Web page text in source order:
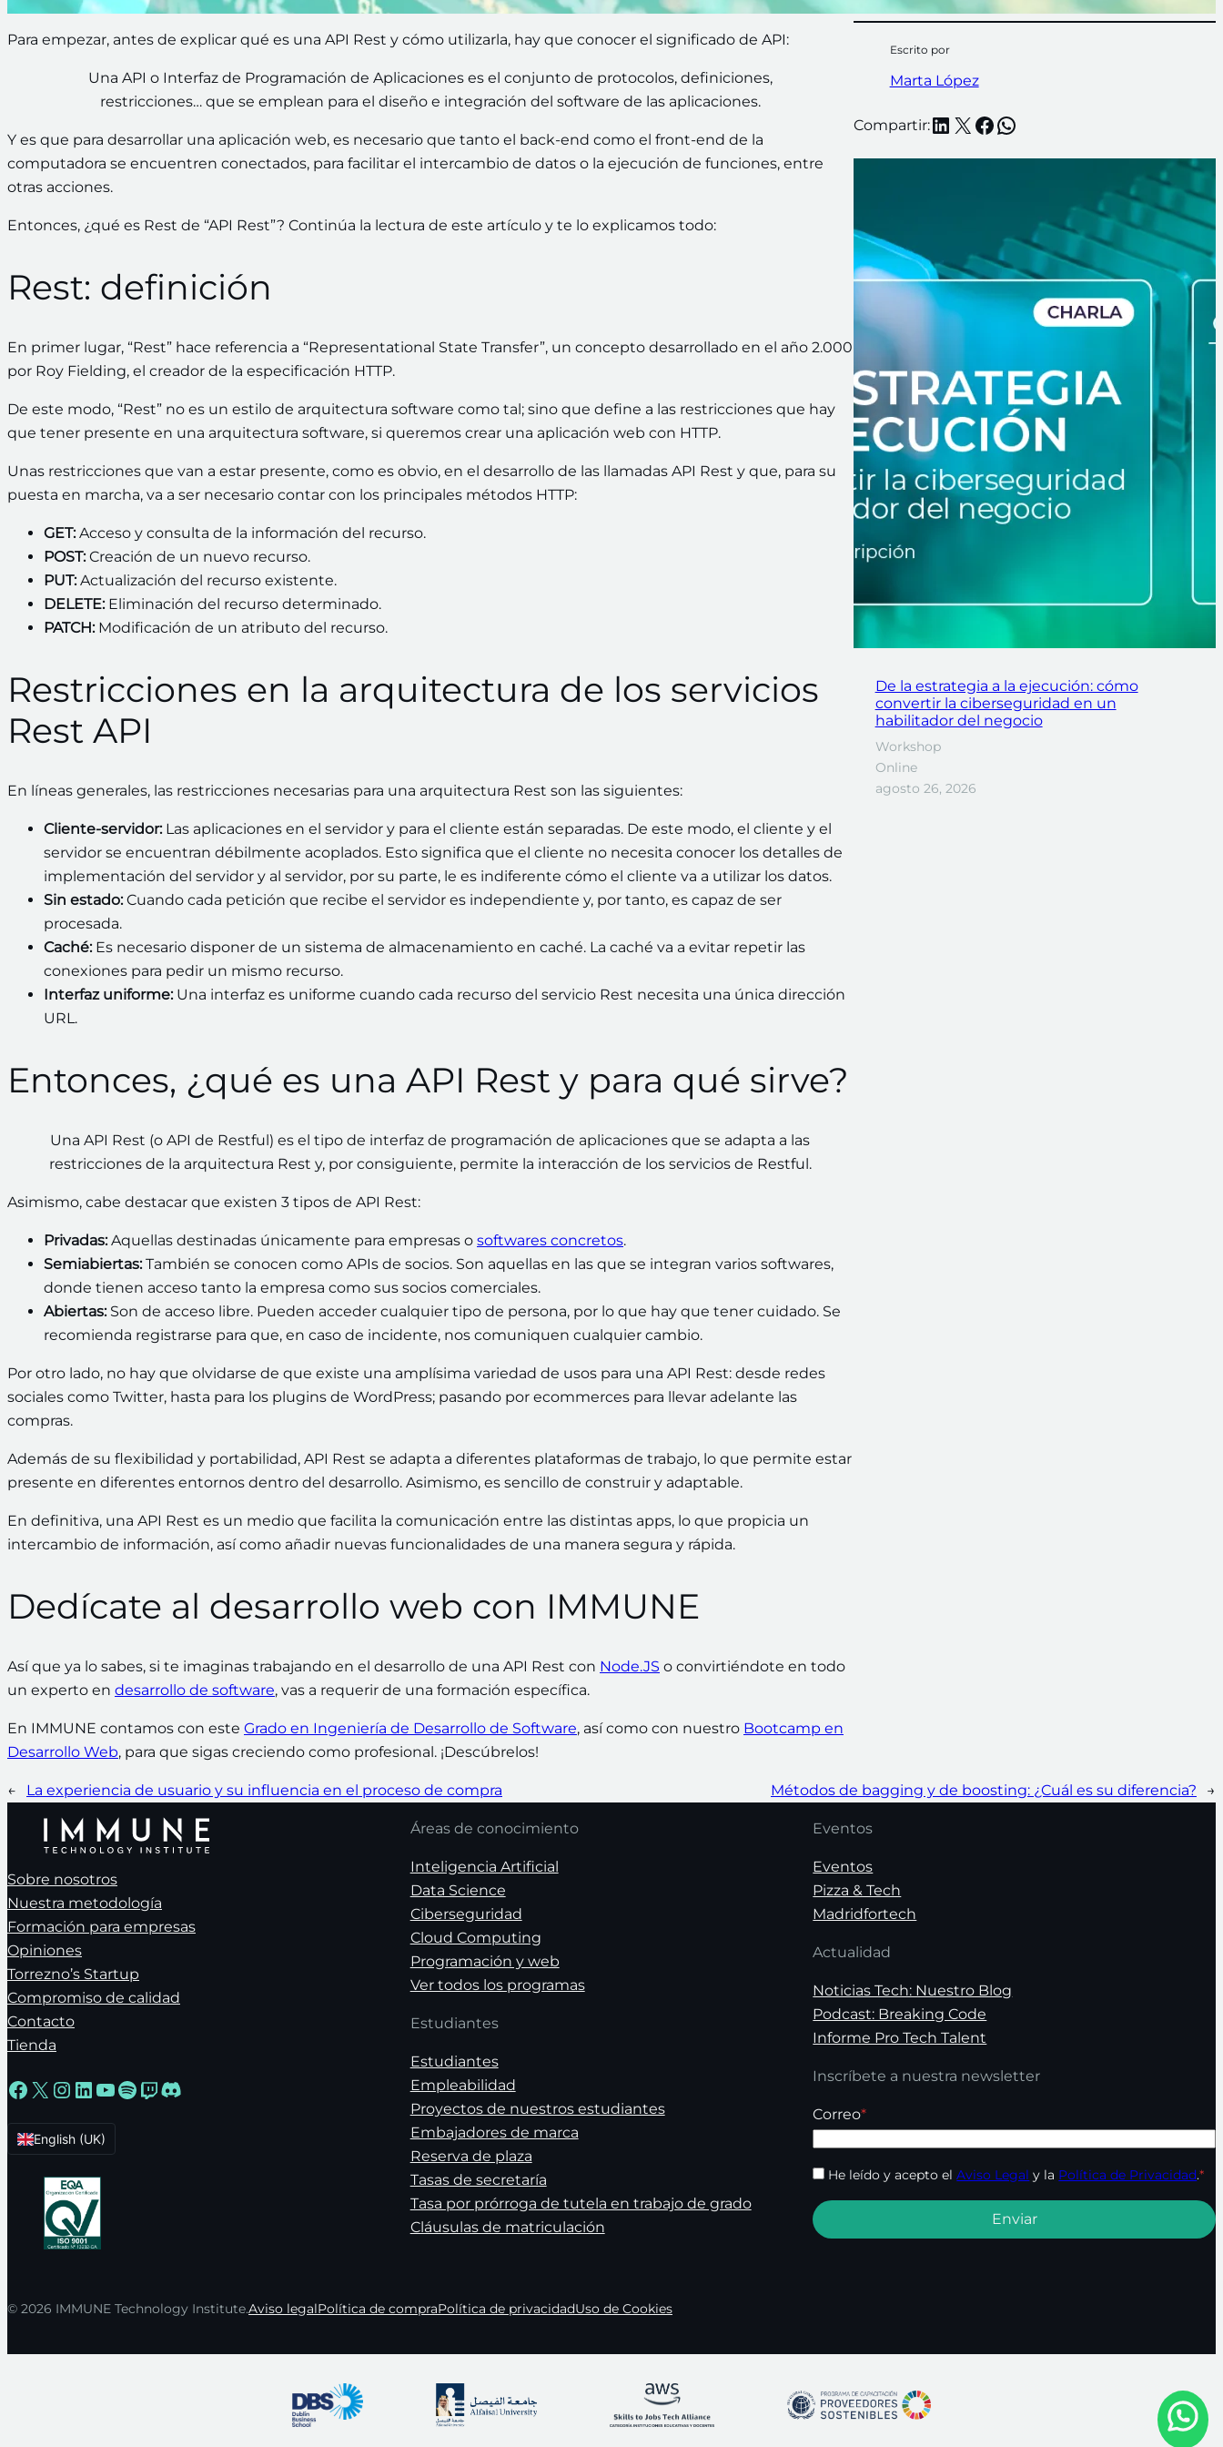
Para empezar, antes de explicar qué es una API Rest y cómo utilizarla, hay que conocer el significado de API:
Una API o Interfaz de Programación de Aplicaciones es el conjunto de protocolos, definiciones,
restricciones… que se emplean para el diseño e integración del software de las aplicaciones.
Y es que para desarrollar una aplicación web, es necesario que tanto el back-end como el front-end de la
computadora se encuentren conectados, para facilitar el intercambio de datos o la ejecución de funciones, entre
otras acciones.
Entonces, ¿qué es Rest de “API Rest”? Continúa la lectura de este artículo y te lo explicamos todo:
Rest: definición
En primer lugar, “Rest” hace referencia a “Representational State Transfer”, un concepto desarrollado en el año 2.000
por Roy Fielding, el creador de la especificación HTTP.
De este modo, “Rest” no es un estilo de arquitectura software como tal; sino que define a las restricciones que hay
que tener presente en una arquitectura software, si queremos crear una aplicación web con HTTP.
Unas restricciones que van a estar presente, como es obvio, en el desarrollo de las llamadas API Rest y que, para su
puesta en marcha, va a ser necesario contar con los principales métodos HTTP:
GET:Acceso y consulta de la información del recurso.
POST:Creación de un nuevo recurso.
PUT:Actualización del recurso existente.
DELETE:Eliminación del recurso determinado.
PATCH:Modificación de un atributo del recurso.
Restricciones en la arquitectura de los servicios
Rest API
En líneas generales, las restricciones necesarias para una arquitectura Rest son las siguientes:
Cliente-servidor:Las aplicaciones en el servidor y para el cliente están separadas. De este modo, el cliente y el
servidor se encuentran débilmente acoplados. Esto significa que el cliente no necesita conocer los detalles de
implementación del servidor y al servidor, por su parte, le es indiferente cómo el cliente va a utilizar los datos.
Sin estado:Cuando cada petición que recibe el servidor es independiente y, por tanto, es capaz de ser
procesada.
Caché: Es necesario disponer de un sistema de almacenamiento en caché. La caché va a evitar repetir las
conexiones para pedir un mismo recurso.
Interfaz uniforme:Una interfaz es uniforme cuando cada recurso del servicio Rest necesita una única dirección
URL.
Entonces, ¿qué es una API Rest y para qué sirve?
Una API Rest (o API de Restful) es el tipo de interfaz de programación de aplicaciones que se adapta a las
restricciones de la arquitectura Rest y, por consiguiente, permite la interacción de los servicios de Restful.
Asimismo, cabe destacar que existen 3 tipos de API Rest:
Privadas:Aquellas destinadas únicamente para empresas o softwares concretos.
Semiabiertas:También se conocen como APIs de socios. Son aquellas en las que se integran varios softwares,
donde tienen acceso tanto la empresa como sus socios comerciales.
Abiertas:Son de acceso libre. Pueden acceder cualquier tipo de persona, por lo que hay que tener cuidado. Se
recomienda registrarse para que, en caso de incidente, nos comuniquen cualquier cambio.
Por otro lado, no hay que olvidarse de que existe una amplísima variedad de usos para una API Rest: desde redes
sociales como Twitter, hasta para los plugins de WordPress; pasando por ecommerces para llevar adelante las
compras.
Además de su flexibilidad y portabilidad, API Rest se adapta a diferentes plataformas de trabajo, lo que permite estar
presente en diferentes entornos dentro del desarrollo. Asimismo, es sencillo de construir y adaptable.
En definitiva, una API Rest es un medio que facilita la comunicación entre las distintas apps, lo que propicia un
intercambio de información, así como añadir nuevas funcionalidades de una manera segura y rápida.
Dedícate al desarrollo web con IMMUNE
Así que ya lo sabes, si te imaginas trabajando en el desarrollo de una API Rest con Node.JS o convirtiéndote en todo
un experto en desarrollo de software, vas a requerir de una formación específica.
En IMMUNE contamos con este Grado en Ingeniería de Desarrollo de Software, así como con nuestro Bootcamp en
Desarrollo Web, para que sigas creciendo como profesional. ¡Descúbrelos!
Escrito por
Marta López
Compartir:LinkedIn
X Facebook
WhatsApp
De la estrategia a la ejecución: cómo
convertir la ciberseguridad en un
habilitador del negocio
Workshop
Online
agosto 26, 2026
← La experiencia de usuario y su influencia en el proceso de compra Métodos de bagging y de boosting: ¿Cuál es su diferencia? →
Sobre nosotros
Nuestra metodología
Formación para empresas
Opiniones
Torrezno’s Startup
Compromiso de calidad
Contacto
Tienda
Facebook
X Instagram
LinkedIn
YouTube
Spotify
Twitch
Discord
English (UK)
Áreas de conocimiento
Inteligencia Artificial
Data Science
Ciberseguridad
Cloud Computing
Programación y web
Ver todos los programas
Estudiantes
Estudiantes
Empleabilidad
Proyectos de nuestros estudiantes
Embajadores de marca
Reserva de plaza
Tasas de secretaría
Tasa por prórroga de tutela en trabajo de grado
Cláusulas de matriculación
Eventos
Eventos
Pizza & Tech
Madridfortech
Actualidad
Noticias Tech: Nuestro Blog
Podcast: Breaking Code
Informe Pro Tech Talent
Inscríbete a nuestra newsletter
Correo*
He leído y acepto elAviso Legal y la Política de Privacidad.*
© 2026 IMMUNE Technology Institute.Aviso legalPolítica de compraPolítica de privacidadUso de Cookies